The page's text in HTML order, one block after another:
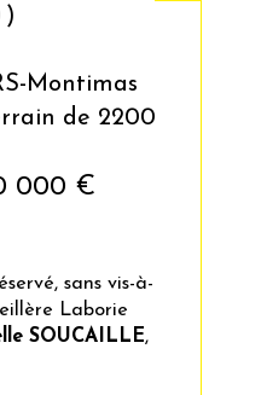
Montimas
de 2200
000 €
sans vis-à-
Laborie
SOUCAILLE,